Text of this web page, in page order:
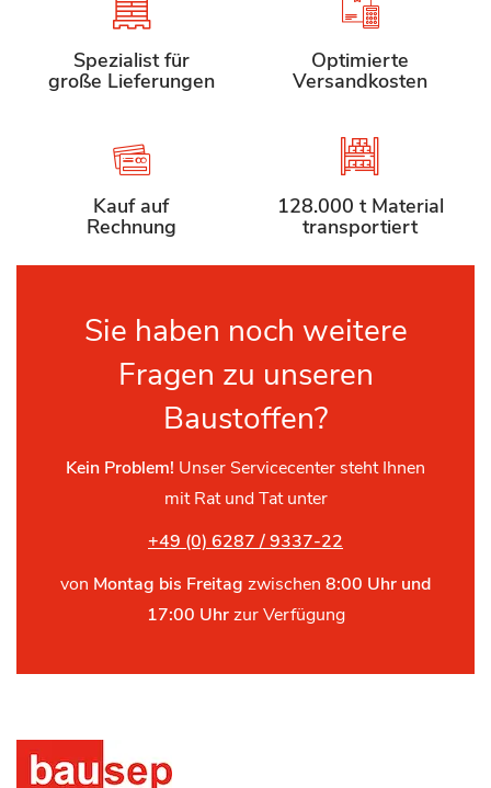
Spezialist für
große Lieferungen
Optimierte
Versandkosten
Kauf auf
Rechnung
128.000 t Material
transportiert
Sie haben noch weitere
Fragen zu unseren
Baustoffen?
Kein Problem! Unser Servicecenter steht Ihnen
mit Rat und Tat unter
+49 (0) 6287 / 9337-22
von Montag bis Freitag zwischen 8:00 Uhr und
17:00 Uhrzur Verfügung